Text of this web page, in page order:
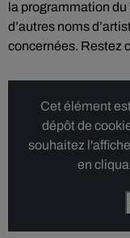
la programmation
d’autres noms
concernées. Restez
Cet élément
dépôt de
souhaitez
en